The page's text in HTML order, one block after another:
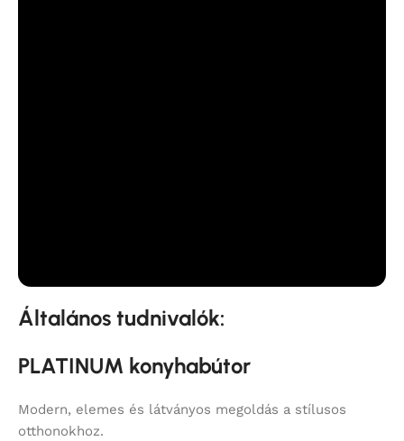
Általános tudnivalók:
PLATINUM konyhabútor
Modern, elemes és látványos megoldás a stílusos
otthonokhoz.